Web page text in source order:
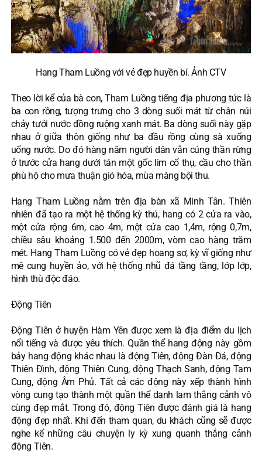
Hang Tham Luồng với vẻ đẹp huyền bí. Ảnh CTV
Theo lời kể của bà con, Tham Luồng tiếng địa phương tức là
ba con rồng, tượng trưng cho 3 dòng suối mát từ chân núi
chảy tưới nước đồng ruộng xanh mát. Ba dòng suối này gặp
nhau ở giữa thôn giống như ba đầu rồng cùng sà xuống
uống nước. Do đó hàng năm người dân vẫn cúng thần rừng
ở trước cửa hang dưới tán một gốc lim cổ thụ, cầu cho thần
phù hộ cho mưa thuận gió hóa, mùa màng bội thu.
Hang Tham Luồng nằm trên địa bàn xã Minh Tân. Thiên
nhiên đã tạo ra một hệ thống kỳ thú, hang có 2 cửa ra vào,
một cửa rộng 6m, cao 4m, một cửa cao 1,4m, rộng 0,7m,
chiều sâu khoảng 1.500 đến 2000m, vòm cao hàng trăm
mét. Hang Tham Luồng có vẻ đẹp hoang sơ, kỳ vĩ giống như
mê cung huyền ảo, với hệ thống nhũ đá tầng tầng, lớp lớp,
hình thù độc đáo.
Động Tiên
Động Tiên ở huyện Hàm Yên được xem là địa điểm du lịch
nổi tiếng và được yêu thích. Quần thể hang động này gồm
bảy hang động khác nhau là động Tiên, động Đàn Đá, động
Thiên Đình, động Thiên Cung, động Thạch Sanh, động Tam
Cung, động Âm Phủ. Tất cả các động này xếp thành hình
vòng cung tạo thành một quần thể danh lam thắng cảnh vô
cùng đẹp mắt. Trong đó, động Tiên được đánh giá là hang
động đẹp nhất. Khi đến tham quan, du khách cũng sẽ được
nghe kể những câu chuyện ly kỳ xung quanh thắng cảnh
động Tiên.